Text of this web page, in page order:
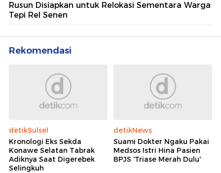
Rusun Disiapkan untuk Relokasi Sementara Warga
Tepi Rel Senen
Rekomendasi
detikSulsel
Kronologi Eks Sekda
Konawe Selatan Tabrak
Adiknya Saat Digerebek
Selingkuh
detikNews
Suami Dokter Ngaku Pakai
Medsos Istri Hina Pasien
BPJS 'Triase Merah Dulu'